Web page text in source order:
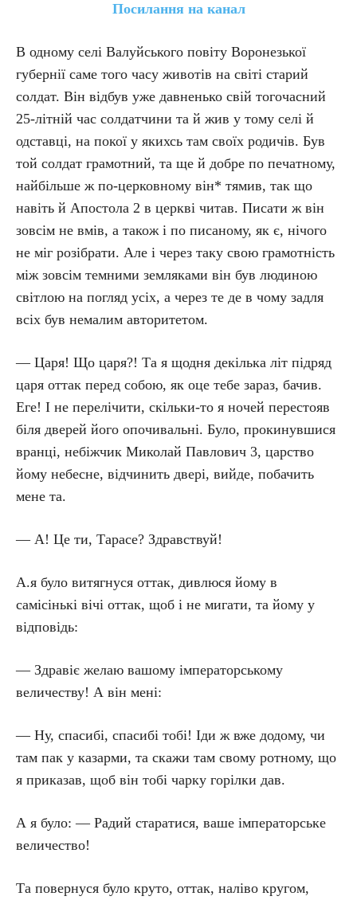
Посилання на канал
В одному селі Валуйського повіту Воронезької
губернії саме того часу животів на світі старий
солдат. Він відбув уже давненько свій тогочасний
25-літній час солдатчини та й жив у тому селі й
одставці, на покої у якихсь там своїх родичів. Був
той солдат грамотний, та ще й добре по печатному,
найбільше ж по-церковному він* тямив, так що
навіть й Апостола 2 в церкві читав. Писати ж він
зовсім не вмів, а також і по писаному, як є, нічого
не міг розібрати. Але і через таку свою грамотність
між зовсім темними земляками він був людиною
світлою на погляд усіх, а через те де в чому задля
всіх був немалим авторитетом.
— Царя! Що царя?! Та я щодня декілька літ підряд
царя оттак перед собою, як оце тебе зараз, бачив.
Еге! І не перелічити, скільки-то я ночей перестояв
біля дверей його опочивальні. Було, прокинувшися
вранці, небіжчик Миколай Павлович 3, царство
йому небесне, відчинить двері, вийде, побачить
мене та.
— А! Це ти, Тарасе? Здравствуй!
А.я було витягнуся оттак, дивлюся йому в
самісінькі вічі оттак, щоб і не мигати, та йому у
відповідь:
— Здравіє желаю вашому імператорському
величеству! А він мені:
— Ну, спасибі, спасибі тобі! Іди ж вже додому, чи
там пак у казарми, та скажи там свому ротному, що
я приказав, щоб він тобі чарку горілки дав.
А я було: — Радий старатися, ваше імператорське
величество!
Та повернуся було круто, оттак, наліво кругом,